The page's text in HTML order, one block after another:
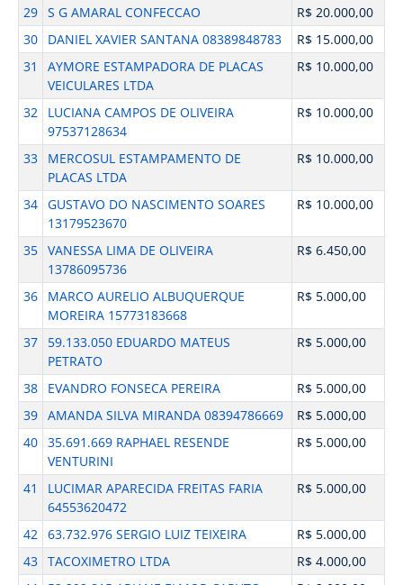
29 S G AMARAL CONFECCAO
R$ 20.000,00
30
DANIEL XAVIER SANTANA 08389848783
R$ 15.000,00
31
AYMORE ESTAMPADORA DE PLACAS
VEICULARES LTDA
R$ 10.000,00
32
LUCIANA CAMPOS DE OLIVEIRA
97537128634
R$ 10.000,00
33
MERCOSUL ESTAMPAMENTO DE
PLACAS LTDA
R$ 10.000,00
34 GUSTAVO DO NASCIMENTO SOARES
13179523670
R$ 10.000,00
35 VANESSA LIMA DE OLIVEIRA
13786095736
R$ 6.450,00
36
MARCO AURELIO ALBUQUERQUE
MOREIRA 15773183668
R$ 5.000,00
37
59.133.050 EDUARDO MATEUS
PETRATO
R$ 5.000,00
38 EVANDRO FONSECA PEREIRA
R$ 5.000,00
39 AMANDA SILVA MIRANDA 08394786669
R$ 5.000,00
40 35.691.669 RAPHAEL RESENDE
VENTURINI
R$ 5.000,00
41
LUCIMAR APARECIDA FREITAS FARIA
64553620472
R$ 5.000,00
42 63.732.976 SERGIO LUIZ TEIXEIRA
R$ 5.000,00
43 TACOXIMETRO LTDA
R$ 4.000,00